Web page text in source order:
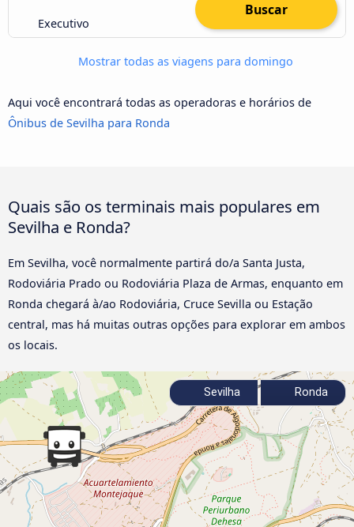
Executivo
Buscar
Mostrar todas as viagens para domingo
Aqui você encontrará todas as operadoras e horários de
Ônibus de Sevilha para Ronda
Quais são os terminais mais populares em
Sevilha e Ronda?
Em Sevilha, você normalmente partirá do/a Santa Justa,
Rodoviária Prado ou Rodoviária Plaza de Armas, enquanto em
Ronda chegará à/ao Rodoviária, Cruce Sevilla ou Estação
central, mas há muitas outras opções para explorar em ambos
os locais.
Sevilha Ronda